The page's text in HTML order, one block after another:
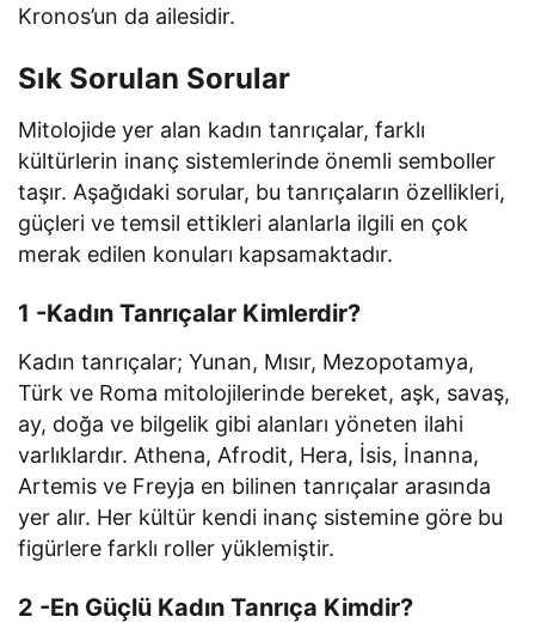
Kronos’un da ailesidir.
Sık Sorulan Sorular
Mitolojide yer alan kadın tanrıçalar, farklı
kültürlerin inanç sistemlerinde önemli semboller
taşır. Aşağıdaki sorular, bu tanrıçaların özellikleri,
güçleri ve temsil ettikleri alanlarla ilgili en çok
merak edilen konuları kapsamaktadır.
1 -Kadın Tanrıçalar Kimlerdir?
Kadın tanrıçalar; Yunan, Mısır, Mezopotamya,
Türk ve Roma mitolojilerinde bereket, aşk, savaş,
ay, doğa ve bilgelik gibi alanları yöneten ilahi
varlıklardır. Athena, Afrodit, Hera, İsis, İnanna,
Artemis ve Freyja en bilinen tanrıçalar arasında
yer alır. Her kültür kendi inanç sistemine göre bu
figürlere farklı roller yüklemiştir.
2 -En Güçlü Kadın Tanrıça Kimdir?